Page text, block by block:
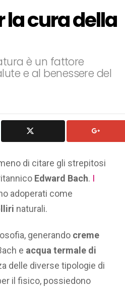
la cura della
è un fattore
e al benessere del
di citare gli strepitosi
Edward Bach. I
adoperati come
naturali.
generando creme
e acqua termale di
delle diverse tipologie di
il fisico, possiedono